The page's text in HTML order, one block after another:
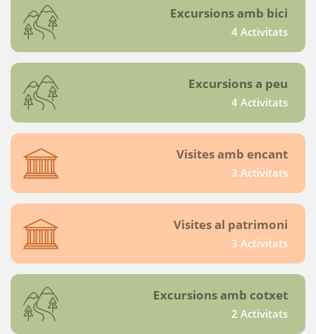
Excursions amb bici
4 Activitats
Excursions a peu
4 Activitats
Visites amb encant
3 Activitats
Visites al patrimoni
3 Activitats
Excursions amb cotxet
2 Activitats